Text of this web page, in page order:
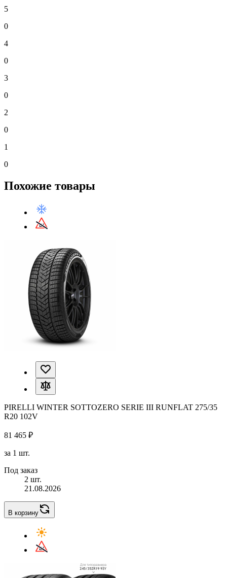
5
0
4
0
3
0
2
0
1
0
Похожие товары
PIRELLI WINTER SOTTOZERO SERIE III RUNFLAT 275/35
R20 102V
81 465 ₽
за 1 шт.
Под заказ
2 шт.
21.08.2026
В корзину